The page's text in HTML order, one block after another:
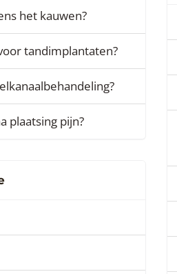
het kauwen?
tandimplantaten?
plaatsing pijn?